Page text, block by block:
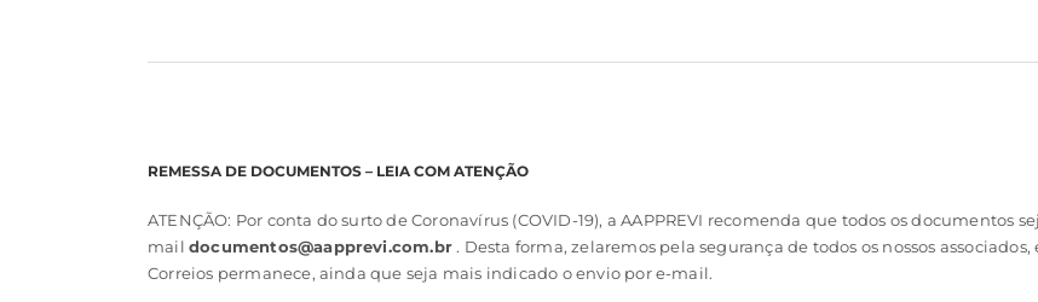
REMESSA DE DOCUMENTOS – LEIA COM ATENÇÃO
ATENÇÃO: Por conta do surto de Coronavírus (COVID-19), a AAPPREVI recomenda que todos os documentos
mail documentos@aapprevi.com.br . Desta forma, zelaremos pela segurança de todos os nossos
Correios permanece, ainda que seja mais indicado o envio por e-mail.